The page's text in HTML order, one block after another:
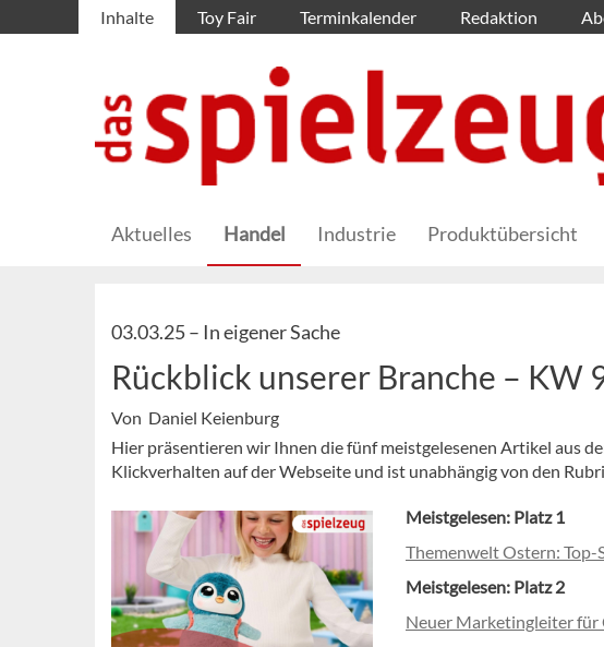
Inhalte Toy Fair Terminkalender Redaktion
Aktuelles Handel Industrie Produktübersicht
03.03.25 – In eigener Sache
Rückblick unserer Branche – KW
Von Daniel Keienburg
Hier präsentieren wir Ihnen die fünf meistgelesenen Artikel aus
Klickverhalten auf der Webseite und ist unabhängig von den
Meistgelesen: Platz 1
Themenwelt Ostern: Top-
Meistgelesen: Platz 2
Neuer Marketingleiter für